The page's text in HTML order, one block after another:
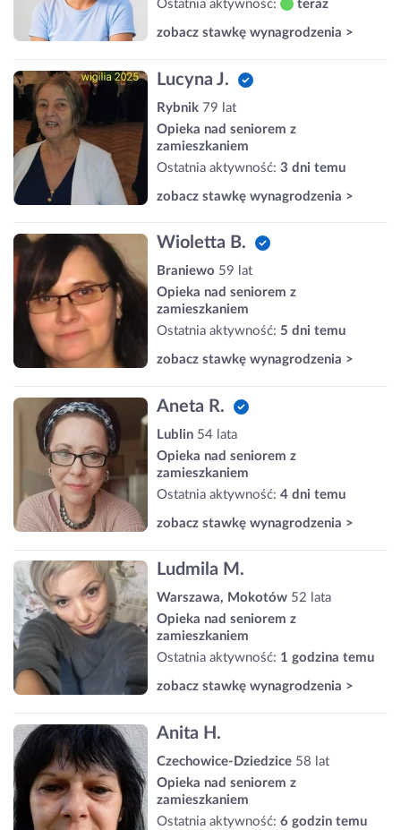
Ostatnia aktywność: teraz
zobacz stawkę wynagrodzenia >
Lucyna J.
Rybnik 79 lat
Opieka nad seniorem z
zamieszkaniem
Ostatnia aktywność: 3 dni temu
zobacz stawkę wynagrodzenia >
Wioletta B.
Braniewo 59 lat
Opieka nad seniorem z
zamieszkaniem
Ostatnia aktywność: 5 dni temu
zobacz stawkę wynagrodzenia >
Aneta R.
Lublin 54 lata
Opieka nad seniorem z
zamieszkaniem
Ostatnia aktywność: 4 dni temu
zobacz stawkę wynagrodzenia >
Ludmila M.
Warszawa, Mokotów 52 lata
Opieka nad seniorem z
zamieszkaniem
Ostatnia aktywność: 1 godzina temu
zobacz stawkę wynagrodzenia >
Anita H.
Czechowice-Dziedzice 58 lat
Opieka nad seniorem z
zamieszkaniem
Ostatnia aktywność: 6 godzin temu